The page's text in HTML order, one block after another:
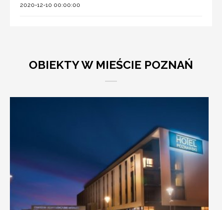
2020-12-10 00:00:00
OBIEKTY W MIEŚCIE POZNAŃ